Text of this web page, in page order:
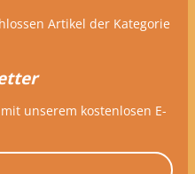
Artikel der Kategorie
unserem kostenlosen E-